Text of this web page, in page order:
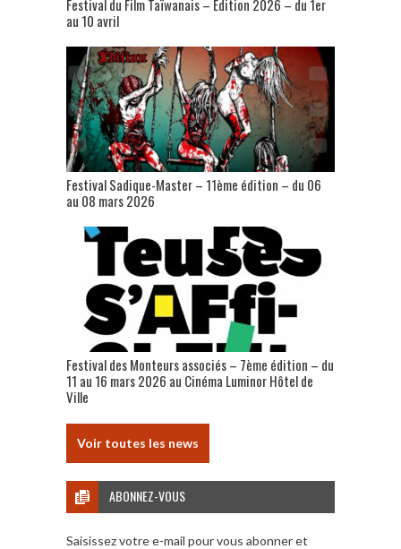
Festival du Film Taïwanais – Édition 2026 – du 1er
au 10 avril
Festival Sadique-Master – 11ème édition – du 06
au 08 mars 2026
Festival des Monteurs associés – 7ème édition – du
11 au 16 mars 2026 au Cinéma Luminor Hôtel de
Ville
Voir toutes les news
ABONNEZ-VOUS
Saisissez votre e-mail pour vous abonner et